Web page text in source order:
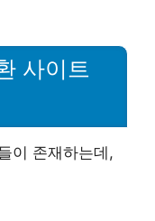
사이트
이 존재하는데,